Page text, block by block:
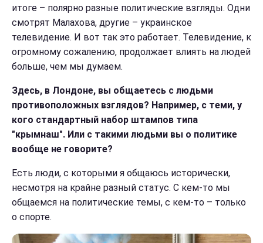
итоге – полярно разные политические взгляды. Одни
смотрят Малахова, другие – украинское
телевидение. И вот так это работает. Телевидение, к
огромному сожалению, продолжает влиять на людей
больше, чем мы думаем.
Здесь, в Лондоне, вы общаетесь с людьми
противоположных взглядов? Например, с теми, у
кого стандартный набор штампов типа
"крымнаш". Или с такими людьми вы о политике
вообще не говорите?
Есть люди, с которыми я общаюсь исторически,
несмотря на крайне разный статус. С кем-то мы
общаемся на политические темы, с кем-то – только
о спорте.